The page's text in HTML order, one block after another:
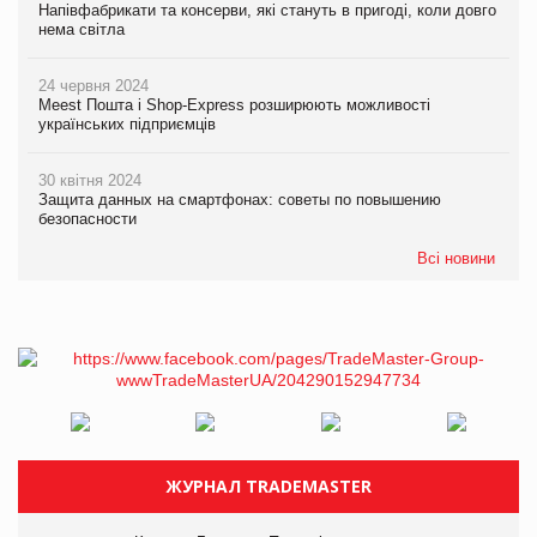
Напівфабрикати та консерви, які стануть в пригоді, коли довго
нема світла
24 червня 2024
Meest Пошта і Shop-Express розширюють можливості
українських підприємців
30 квітня 2024
Защита данных на смартфонах: советы по повышению
безопасности
Всі новини
ЖУРНАЛ TRADEMASTER